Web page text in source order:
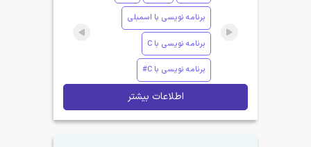
برنامه نویسی با اسمبلی
برنامه نویسی با C
برنامه نویسی با C#
اطلاعات بیشتر